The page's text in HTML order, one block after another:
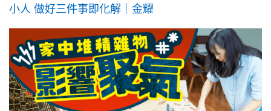
小人 做好三件事即化解｜金耀